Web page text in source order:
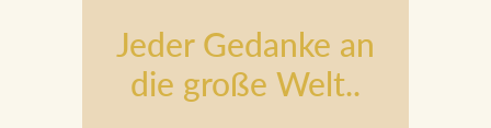
Jeder Gedanke an
die große Welt..